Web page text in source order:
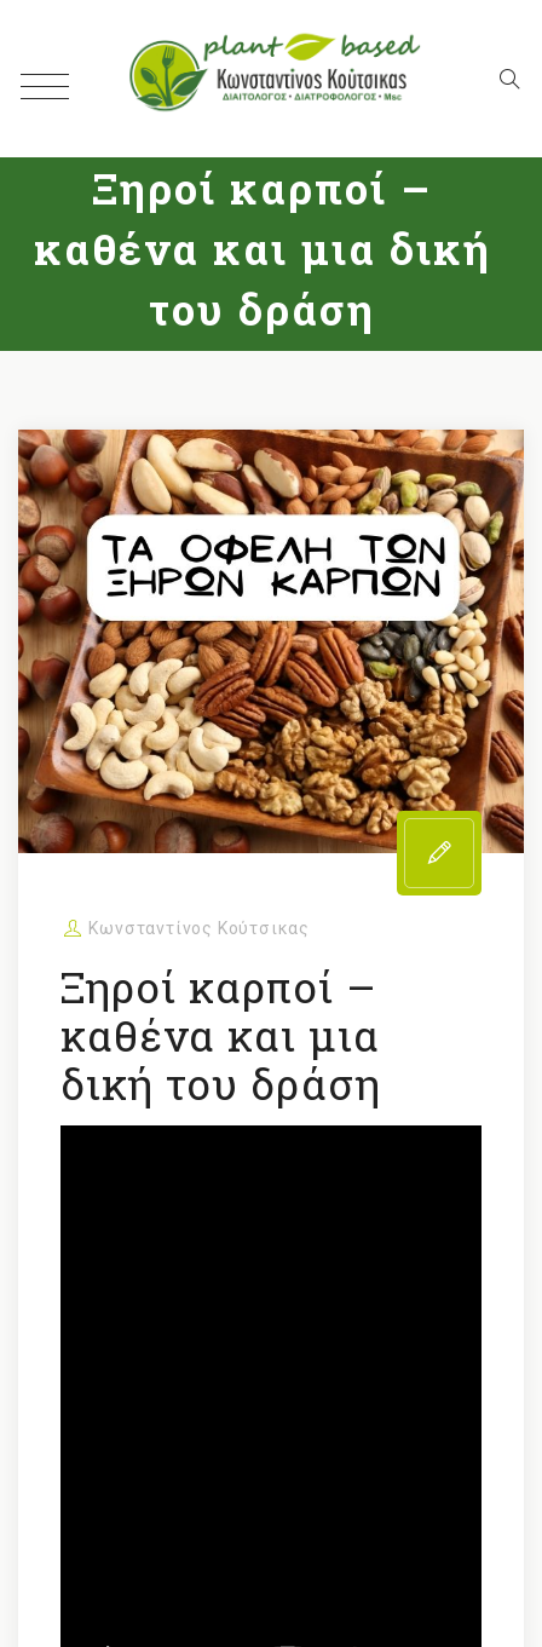
Ξηροί καρποί –
καθένα και μια δική
του δράση
Κωνσταντίνος Κούτσικας
Ξηροί καρποί –
καθένα και μια
δική του δράση